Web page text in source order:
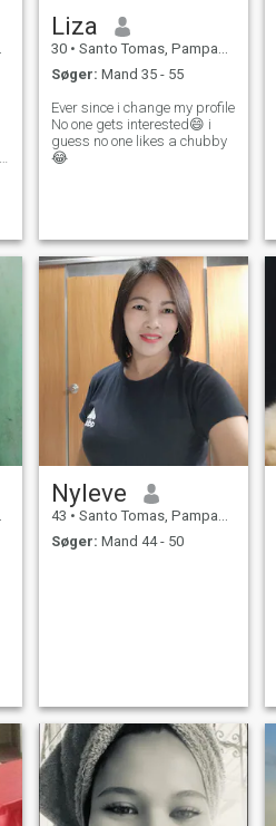
Liza
30 • Santo Tomas, Pampanga, Filippinerne
Søger: Mand 35 - 55
Ever since i change my profile
No one gets interested😄 i
guess no one likes a chubby
😂
Nyleve
43 • Santo Tomas, Pampanga, Filippinerne
Søger: Mand 44 - 50